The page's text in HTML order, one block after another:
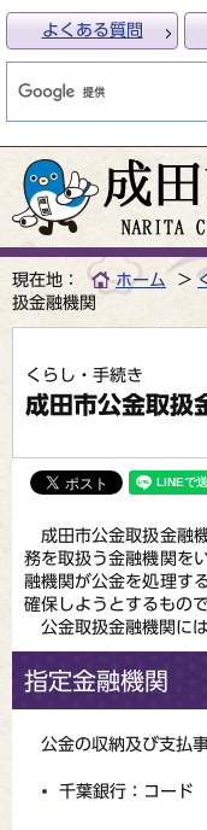
よくある質問
現在地： ホーム
扱金融機関
くらし・手続き
成田市公金取扱
成田市公金取扱金融
務を取扱う金融機関を
融機関が公金を処理す
確保しようとするもので
公金取扱金融機関に
指定金融機関
公金の収納及び支払事
千葉銀行：コー